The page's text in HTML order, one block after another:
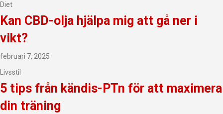
Diet
Kan CBD-olja hjälpa mig att gå ner i
vikt?
februari 7, 2025
Livsstil
5 tips från kändis-PTn för att maximera
din träning